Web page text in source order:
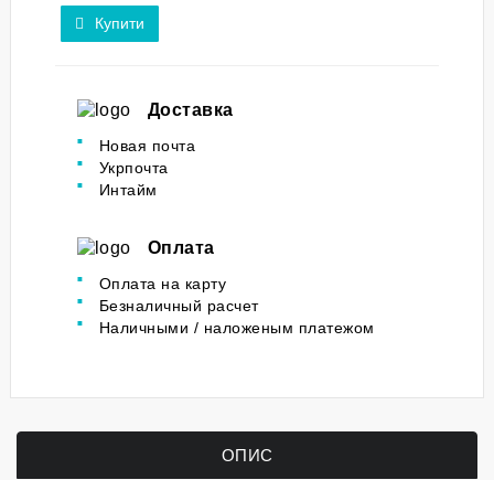
Купити
Доставка
Новая почта
Укрпочта
Интайм
Оплата
Оплата на карту
Безналичный расчет
Наличными / наложеным платежом
ОПИС